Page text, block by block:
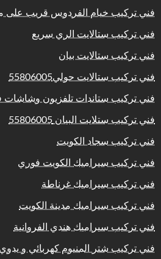
فني تركيب خيام الفردوس قريب على
فني تركيب ستالايت الري سريع
فني تركيب ستالايت بيان
فني تركيب ستالايت حولي55806005
فني تركيب ستاندات تلفزيون وشاشات
فني تركيب ستلايت البيان 55806005
فني تركيب سجاد الكويت
فني تركيب سيراميك الكويت فوري
فني تركيب سيراميك غرناطة
فني تركيب سيراميك مدينة الكويت
فني تركيب سيراميك هندي الفروانية
فني تركيب شتر المنيوم كهربائي و